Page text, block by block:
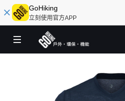
GoHiking
立刻使用官方APP